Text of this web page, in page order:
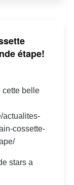
étape!
cette belle
actualites-
cossette-
stars a